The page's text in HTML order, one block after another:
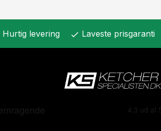
Hurtig levering check Laveste prisgaranti